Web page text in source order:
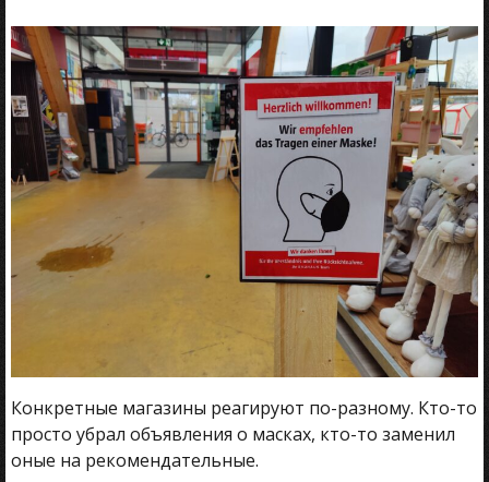
Конкретные магазины реагируют по-разному. Кто-то
просто убрал объявления о масках, кто-то заменил
оные на рекомендательные.